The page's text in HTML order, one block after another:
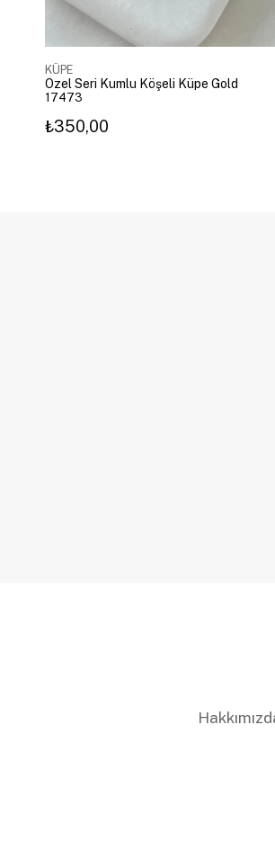
KÜPE
Özel Seri Kumlu Köşeli Küpe Gold
17473
₺350,00